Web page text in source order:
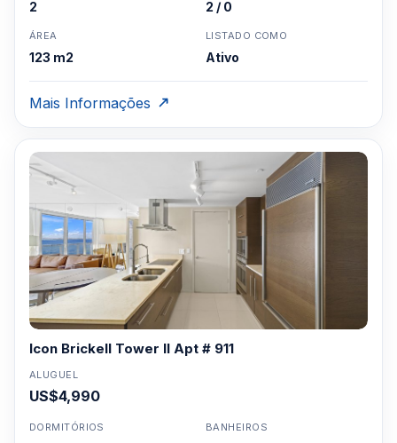
2 2 / 0
ÁREA
123 m2
LISTADO COMO
Ativo
Mais Informações
Icon Brickell Tower II Apt # 911
ALUGUEL
US$4,990
DORMITÓRIOS BANHEIROS